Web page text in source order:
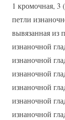
1 кромочная, 3
петли
вывязанная из
изнаночной
изнаночной
изнаночной
изнаночной
изнаночной
изнаночной